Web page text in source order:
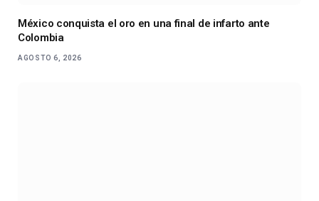
México conquista el oro en una final de infarto ante
Colombia
AGOSTO 6, 2026